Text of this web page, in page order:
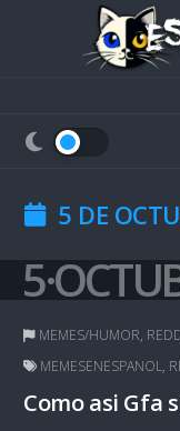
5 DE
MEMES/HUMOR,
MEMESENESPANOL,
Como asi Gfa